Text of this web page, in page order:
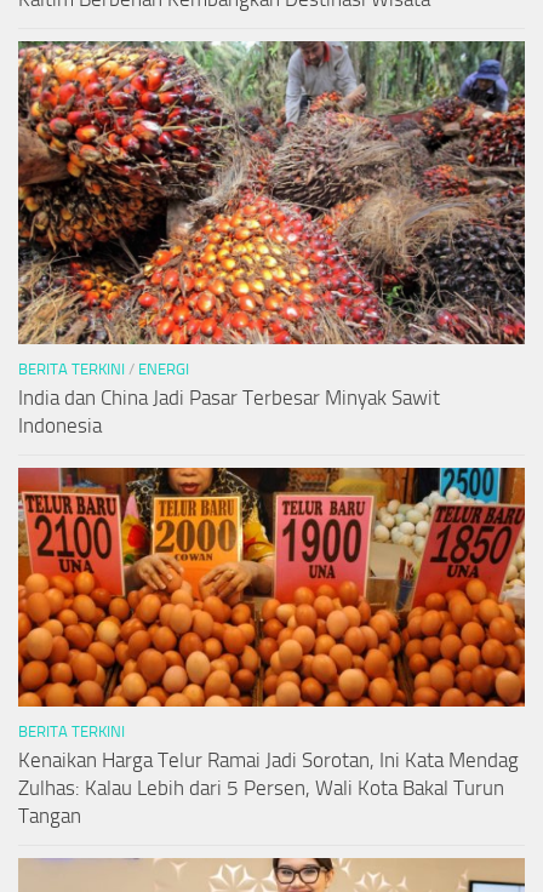
BERITA TERKINI / ENERGI
India dan China Jadi Pasar Terbesar Minyak Sawit
Indonesia
BERITA TERKINI
Kenaikan Harga Telur Ramai Jadi Sorotan, Ini Kata Mendag
Zulhas: Kalau Lebih dari 5 Persen, Wali Kota Bakal Turun
Tangan